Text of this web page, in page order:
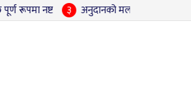
३ अनुदानको मल कालोबजारी गर्ने तीन जना